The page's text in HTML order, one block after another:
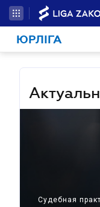
ЮРЛІГА
Судебная